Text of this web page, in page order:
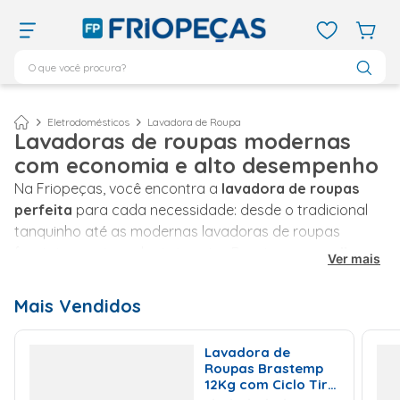
Eletrodomésticos Lavadora de Roupa
Lavadoras de roupas modernas
com economia e alto desempenho
Na Friopeças, você encontra a lavadora de roupas
perfeita para cada necessidade: desde o tradicional
tanquinho até as modernas lavadoras de roupas
melhores
com as roupasseja prática, eficiente e econômica.
Tipos de Lavadora de
Ver mais
Mais Vendidos
Lavadora de
Roupas Brastemp
12Kg com Ciclo Tira
2º ar condicionado 9000
3 º ar condicionado
º ar condicionado 18000
5º geladeira